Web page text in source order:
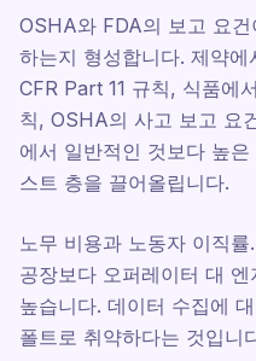
OSHA와 FDA의 보고 요
하는지 형성합니다. 제약
CFR Part 11 규칙, 식품에
칙, OSHA의 사고 보고 요
에서 일반적인 것보다 높
스트 층을 끌어올립니다.
노무 비용과 노동자 이직
공장보다 오퍼레이터 대
높습니다. 데이터 수집에
폴트로 취약하다는 것입니